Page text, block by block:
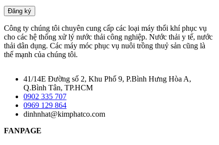
Đăng ký
Công ty chúng tôi chuyên cung cấp các loại máy thổi khí phục vụ
cho các hệ thống xử lý nước thải công nghiệp. Nước thải y tế, nước
thải dân dụng. Các máy móc phục vụ nuôi trồng thuỷ sản cũng là
thế mạnh của chúng tôi.
41/14E Đường số 2, Khu Phố 9, P.Bình Hưng Hòa A,
Q.Bình Tân, TP.HCM
0902 335 707
0969 129 864
dinhnhat@kimphatco.com
FANPAGE